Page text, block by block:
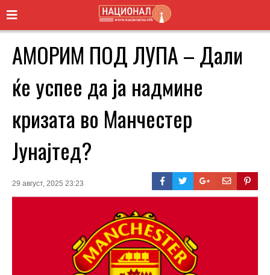
АМОРИМ ПОД ЛУПА – Дали
ќе успее да ја надмине
кризата во Манчестер
Јунајтед?
29 август, 2025 23:23